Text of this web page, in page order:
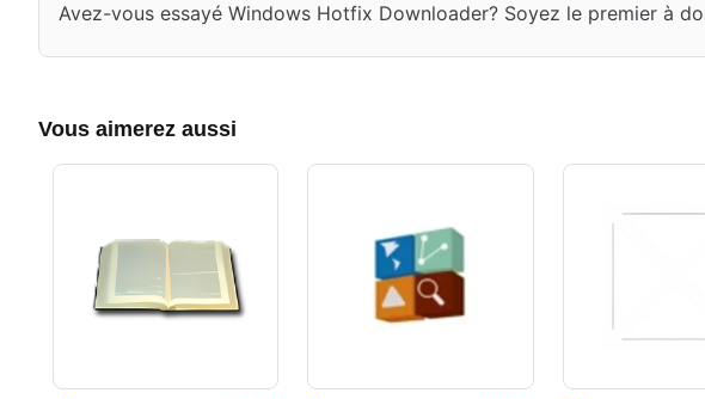
Avez-vous essayé Windows Hotfix Downloader? Soyez le premier à
Vous aimerez aussi